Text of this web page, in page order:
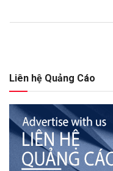
Liên hệ Quảng Cáo